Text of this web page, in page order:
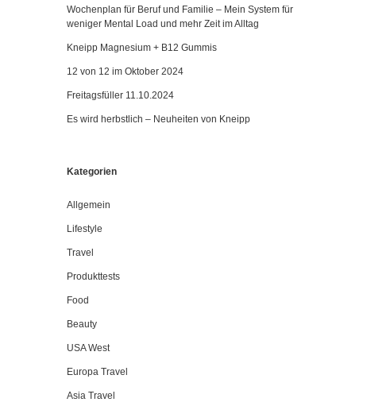
Wochenplan für Beruf und Familie – Mein System für
weniger Mental Load und mehr Zeit im Alltag
Kneipp Magnesium + B12 Gummis
12 von 12 im Oktober 2024
Freitagsfüller 11.10.2024
Es wird herbstlich – Neuheiten von Kneipp
Kategorien
Allgemein
Lifestyle
Travel
Produkttests
Food
Beauty
USA West
Europa Travel
Asia Travel